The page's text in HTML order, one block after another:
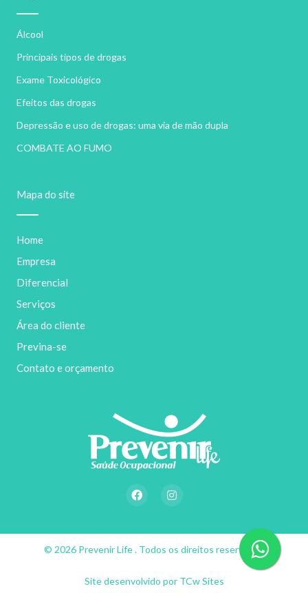
F
a
b
o
o
I
n
a
r
Mapa do site
Home
Empresa
Diferencial
Serviços
Área do cliente
Previna-se
Contato e orçamento
Álcool
Principais tipos de drogas
Exame Toxicológico
Efeitos das drogas
Depressão e uso de drogas: uma via de mão dupla
COMBATE AO FUMO
© 2026 Prevenir Life . Todos os direitos reservados
Site desenvolvido por TCw Sites